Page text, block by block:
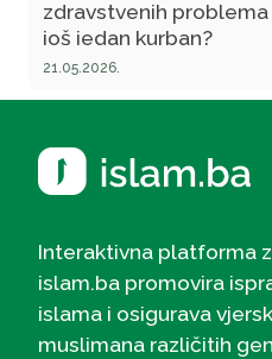
zdravstvenih
još jedan kurban?
21.05.2026.
Interaktivna platforma
islam.ba promovira
islama i osigurava
muslimana različitih